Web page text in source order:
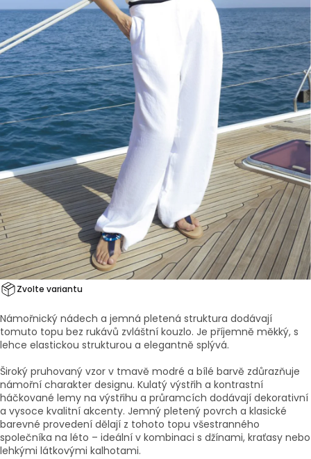
Zvolte variantu
Námořnický nádech a jemná pletená struktura dodávají
tomuto topu bez rukávů zvláštní kouzlo. Je příjemně měkký, s
lehce elastickou strukturou a elegantně splývá.
Široký pruhovaný vzor v tmavě modré a bílé barvě zdůrazňuje
námořní charakter designu. Kulatý výstřih a kontrastní
háčkované lemy na výstřihu a průramcích dodávají dekorativní
a vysoce kvalitní akcenty. Jemný pletený povrch a klasické
barevné provedení dělají z tohoto topu všestranného
společníka na léto – ideální v kombinaci s džínami, kraťasy nebo
lehkými látkovými kalhotami.